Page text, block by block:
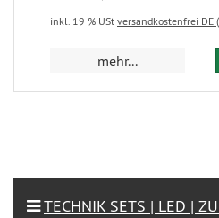
inkl. 19 % USt versandkostenfrei DE
mehr...
TECHNIK SETS | LED |